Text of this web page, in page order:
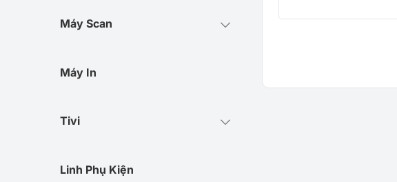
Máy Scan
Máy In
Tivi
Linh Phụ Kiện